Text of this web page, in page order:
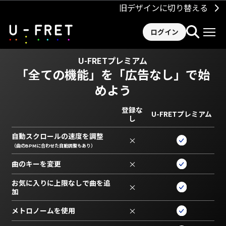
旧デザインに切り替える
ログイン
U-FRETプレミアム
「全ての機能」を 「広告なし」で始
めよう
登録な
し
U-FRETプレミアム
自動スクロールの速度を調整
（曲のBPMに合わせた自動調整もあり） ×
曲のキーを変更 ×
お気に入りに上限なしで曲を追
加
×
メトロノームを使用 ×